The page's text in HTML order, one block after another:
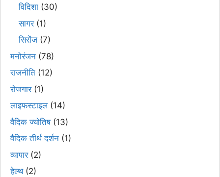
विदिशा (30)
सागर(1)
सिरोंज (7)
मनोरंजन (78)
राजनीति (12)
रोजगार(1)
लाइफस्टाइल(14)
वैदिक ज्योतिष(13)
वैदिक तीर्थ दर्शन (1)
व्यापार(2)
हेल्थ(2)